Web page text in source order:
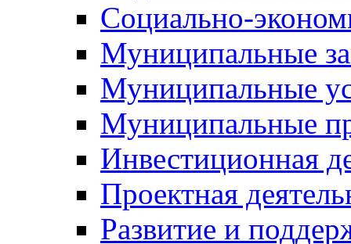
Социально-
Муниципальные
Муниципальные
Муниципальные
Инвестиционная
Проектная
Развитие и